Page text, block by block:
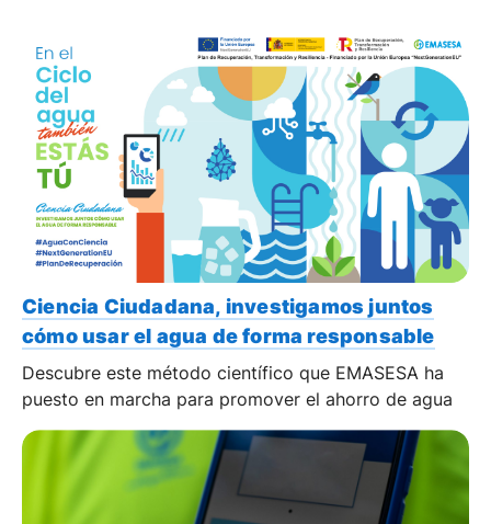
Ciencia Ciudadana, investigamos juntos
cómo usar el agua de forma responsable
Descubre este método científico que EMASESA ha
puesto en marcha para promover el ahorro de agua